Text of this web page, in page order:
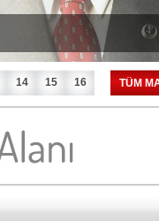
TÜM
14 15 16